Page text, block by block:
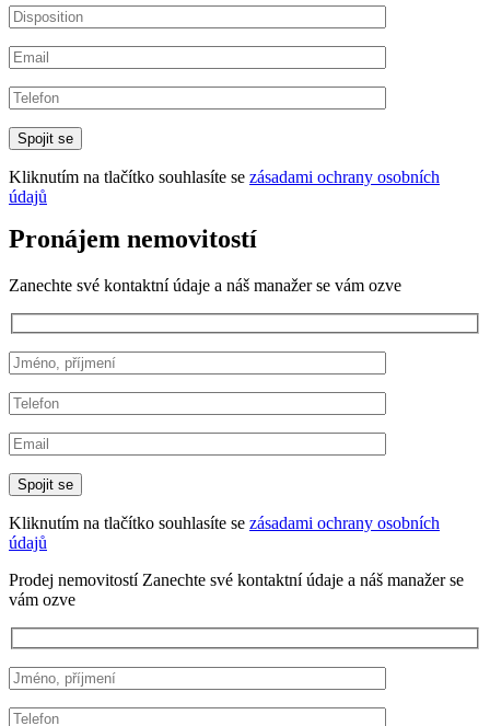
Kliknutím na tlačítko souhlasíte se zásadami ochrany osobních
údajů
Pronájem nemovitostí
Zanechte své kontaktní údaje a náš manažer se vám ozve
Kliknutím na tlačítko souhlasíte se zásadami ochrany osobních
údajů
Prodej nemovitostí Zanechte své kontaktní údaje a náš manažer se
vám ozve